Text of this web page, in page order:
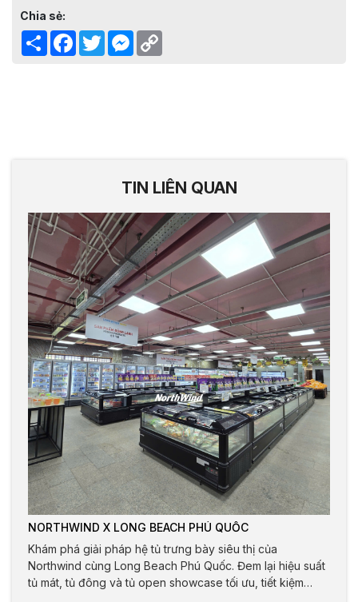
Chia sẻ:
Share Facebook
TwitterMessenger
TIN LIÊN QUAN
NORTHWIND X LONG BEACH PHÚ QUỐC
Khám phá giải pháp hệ tủ trưng bày siêu thị của
Northwind cùng Long Beach Phú Quốc. Đem lại hiệu suất
tủ mát, tủ đông và tủ open showcase tối ưu, tiết kiệm